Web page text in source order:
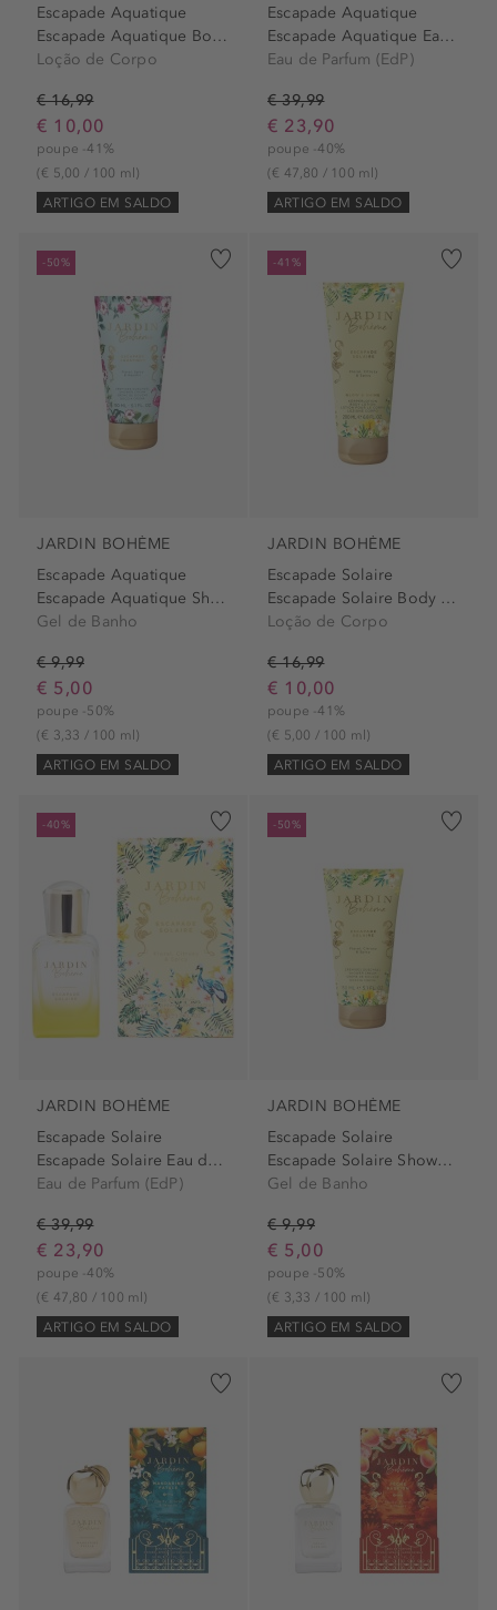
Escapade Aquatique
Escapade Aquatique Body Lotion
Loção de Corpo
€ 16,99
€ 10,00
poupe -41%
(€ 5,00 / 100 ml)
ARTIGO EM SALDO
Escapade Aquatique
Escapade Aquatique Eau de...
Eau de Parfum (EdP)
€ 39,99
€ 23,90
poupe -40%
(€ 47,80 / 100 ml)
ARTIGO EM SALDO
-50%
JARDIN BOHÈME
Escapade Aquatique
Escapade Aquatique Shower...
Gel de Banho
€ 9,99
€ 5,00
poupe -50%
(€ 3,33 / 100 ml)
ARTIGO EM SALDO
-41%
JARDIN BOHÈME
Escapade Solaire
Escapade Solaire Body Lotion
Loção de Corpo
€ 16,99
€ 10,00
poupe -41%
(€ 5,00 / 100 ml)
ARTIGO EM SALDO
-40%
JARDIN BOHÈME
Escapade Solaire
Escapade Solaire Eau de...
Eau de Parfum (EdP)
€ 39,99
€ 23,90
poupe -40%
(€ 47,80 / 100 ml)
ARTIGO EM SALDO
-50%
JARDIN BOHÈME
Escapade Solaire
Escapade Solaire Shower Cream
Gel de Banho
€ 9,99
€ 5,00
poupe -50%
(€ 3,33 / 100 ml)
ARTIGO EM SALDO